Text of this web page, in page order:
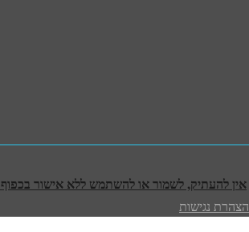
אין להעתיק, לשמור או להשתמש ללא אישור בכפוף
הצהרת נגישות